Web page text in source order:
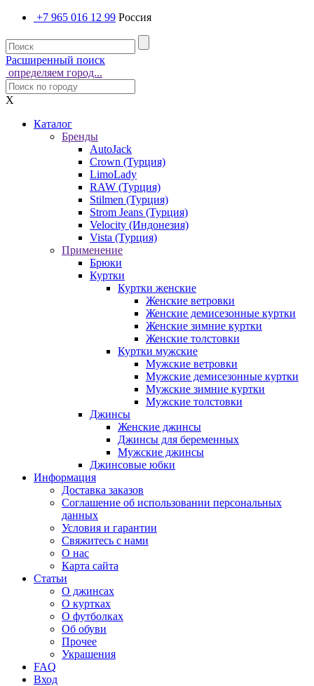
+7 965 016 12 99 Россия
Расширенный поиск
определяем город...
X
Каталог
Бренды
AutoJack
Crown (Турция)
LimoLady
RAW (Турция)
Stilmen (Турция)
Strom Jeans (Турция)
Velocity (Индонезия)
Vista (Турция)
Применение
Брюки
Куртки
Куртки женские
Женские ветровки
Женские демисезонные куртки
Женские зимние куртки
Женские толстовки
Куртки мужские
Мужские ветровки
Мужские демисезонные куртки
Мужские зимние куртки
Мужские толстовки
Джинсы
Женские джинсы
Джинсы для беременных
Мужские джинсы
Джинсовые юбки
Информация
Доставка заказов
Соглашение об использовании персональных
данных
Условия и гарантии
Свяжитесь с нами
О нас
Карта сайта
Статьи
О джинсах
О куртках
О футболках
Об обуви
Прочее
Украшения
FAQ
Вход